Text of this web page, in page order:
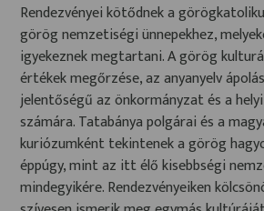
Rendezvényei kötődnek a
görög nemzetiségi ünnepekhez,
igyekeznek megtartani. A görög
értékek megőrzése, az anyanyelv
jelentőségű az önkormányzat és a
számára. Tatabánya polgárai és a
kuriózumként tekintenek a görög
éppúgy, mint az itt élő kisebbségi
mindegyikére. Rendezvényeiken